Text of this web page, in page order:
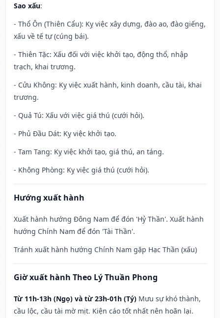
Sao xấu:
- Thổ Ôn (Thiên Cẩu): Kỵ việc xây dựng, đào ao, đào giếng,
xấu về tế tự (cúng bái).
- Thiên Tặc: Xấu đối với việc khởi tạo, động thổ, nhập
trạch, khai trương.
- Cửu Không: Kỵ việc xuất hành, kinh doanh, cầu tài, khai
trương.
- Quả Tú: Xấu với việc giá thú (cưới hỏi).
- Phủ Đầu Dát: Kỵ việc khởi tạo.
- Tam Tang: Kỵ việc khởi tạo, giá thú, an táng.
- Không Phòng: Kỵ việc giá thú (cưới hỏi).
Hướng xuất hành
Xuất hành hướng Đông Nam để đón 'Hỷ Thần'. Xuất hành
hướng Chính Nam để đón 'Tài Thần'.
Tránh xuất hành hướng Chính Nam gặp Hạc Thần (xấu)
Giờ xuất hành Theo Lý Thuần Phong
Từ 11h-13h (Ngọ) và từ 23h-01h (Tý) Mưu sự khó thành,
cầu lộc, cầu tài mờ mịt. Kiện cáo tốt nhất nên hoãn lại.